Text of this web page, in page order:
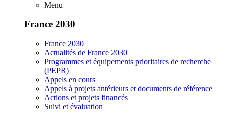
Menu
France 2030
France 2030
Actualités de France 2030
Programmes et équipements prioritaires de recherche
(PEPR)
Appels en cours
Appels à projets antérieurs et documents de référence
Actions et projets financés
Suivi et évaluation